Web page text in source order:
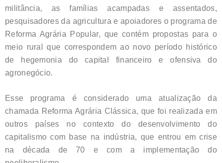
militância, as famílias acampadas e assentados,
pesquisadores da agricultura e apoiadores o programa de
Reforma Agrária Popular, que contém propostas para o
meio rural que correspondem ao novo período histórico
de hegemonia do capital financeiro e ofensiva do
agronegócio.
Esse programa é considerado uma atualização da
chamada Reforma Agrária Clássica, que foi realizada em
outros países no contexto do desenvolvimento do
capitalismo com base na indústria, que entrou em crise
na década de 70 e com a implementação do